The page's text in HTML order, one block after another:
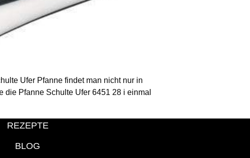
Ufer Pfanne findet man nicht nur in
die Pfanne Schulte Ufer 6451 28 i einmal
REZEPTE
BLOG